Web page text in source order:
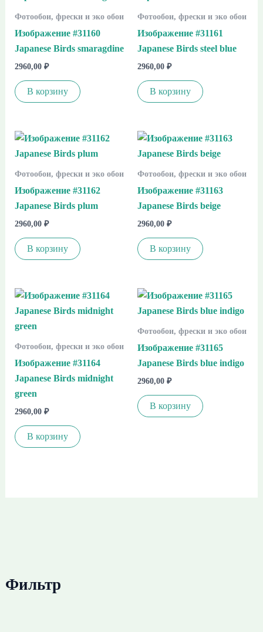
Фильтр
Фотообои, фрески и эко обои
Изображение #31160
Japanese Birds smaragdine
2960,00 ₽
В корзину
Фотообои, фрески и эко обои
Изображение #31161
Japanese Birds steel blue
2960,00 ₽
В корзину
Фотообои, фрески и эко обои
Изображение #31162
Japanese Birds plum
2960,00 ₽
В корзину
Фотообои, фрески и эко обои
Изображение #31163
Japanese Birds beige
2960,00 ₽
В корзину
Фотообои, фрески и эко обои
Изображение #31164
Japanese Birds midnight
green
2960,00 ₽
В корзину
Фотообои, фрески и эко обои
Изображение #31165
Japanese Birds blue indigo
2960,00 ₽
В корзину